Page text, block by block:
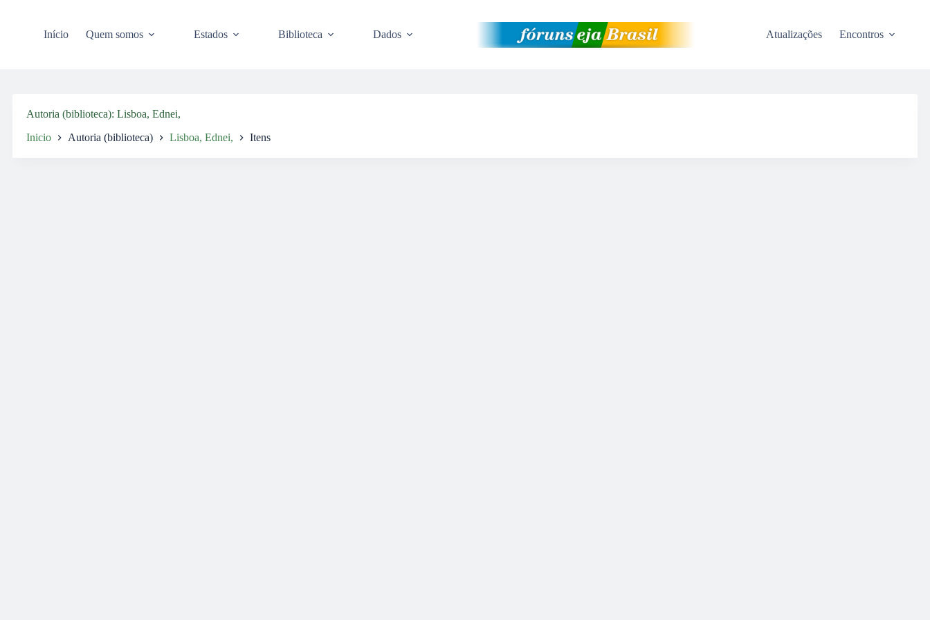
Início Quem somos Estados Biblioteca Dados Atualizações Encontros
Autoria (biblioteca) Lisboa, Ednei,
Inicio Autoria (biblioteca) Lisboa, Ednei, Itens